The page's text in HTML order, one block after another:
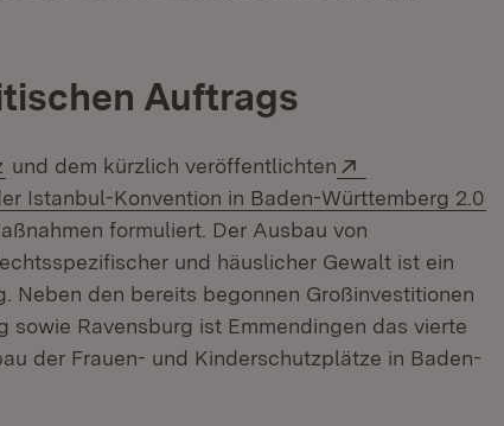
Auftrags
(Öffnet in neuem Fenster)
und dem kürzlich veröffentlichten
Istanbul-Konvention in Baden-Württemberg 2.0
formuliert. Der Ausbau von
und häuslicher Gewalt ist ein
Neben den bereits begonnen Großinvestitionen
sowie Ravensburg ist Emmendingen das vierte
der Frauen- und Kinderschutzplätze in Baden-